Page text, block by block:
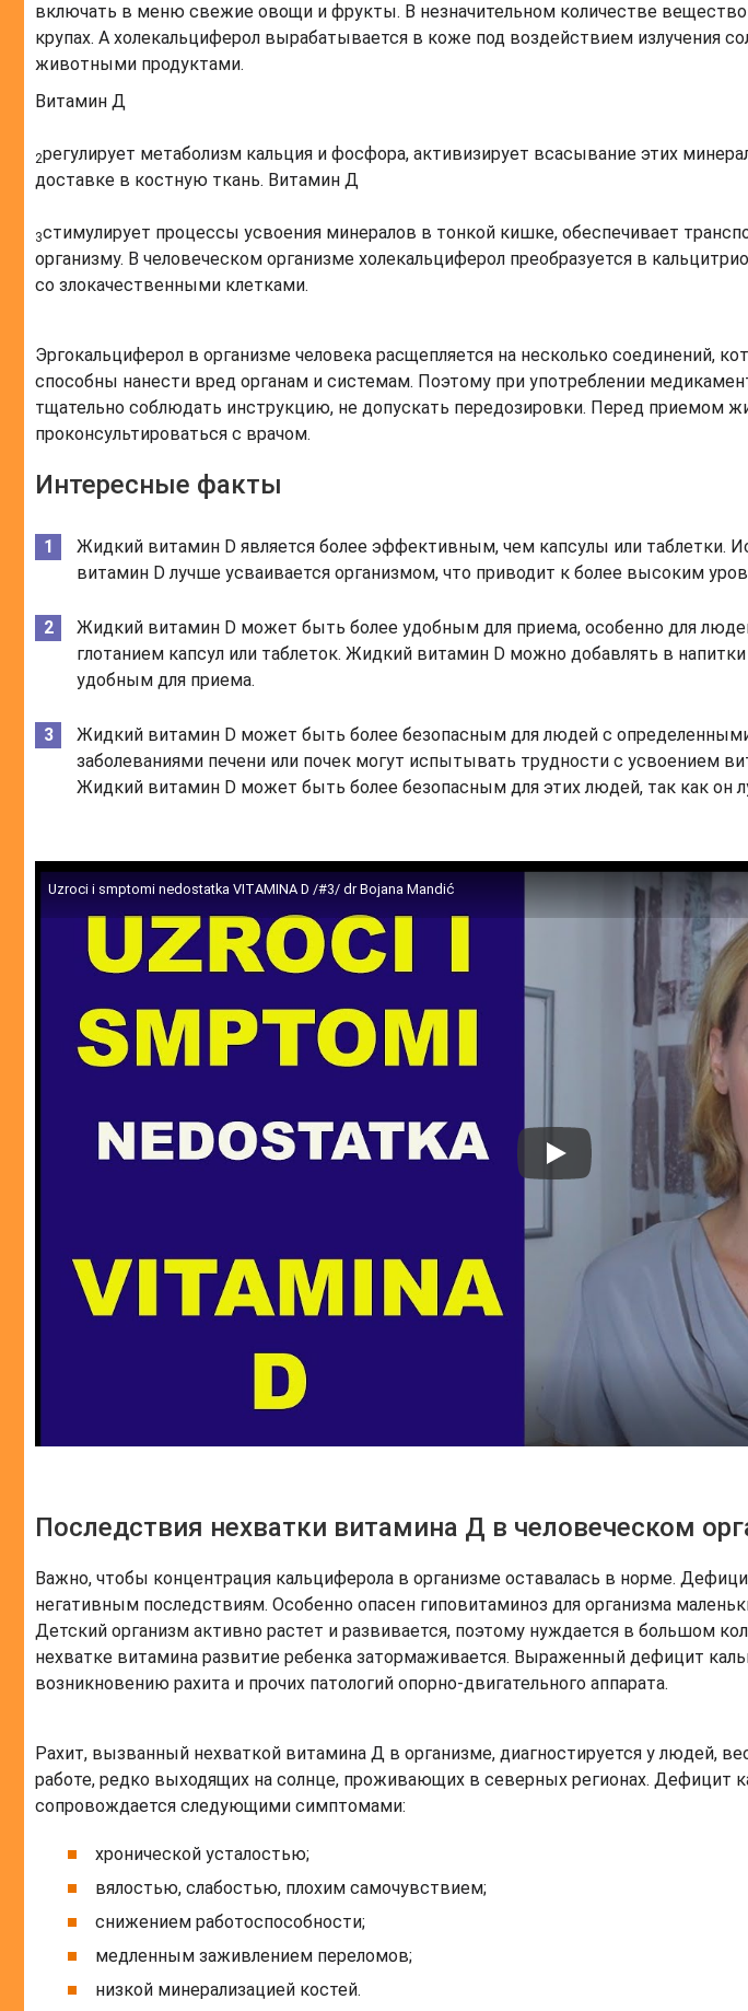
включать в меню свежие овощи и фрукты. В незначительном количестве вещество
крупах. А холекальциферол вырабатывается в коже под воздействием излучения
животными продуктами.
Витамин Д
2регулирует метаболизм кальция и фосфора, активизирует всасывание этих
доставке в костную ткань. Витамин Д
3стимулирует процессы усвоения минералов в тонкой кишке, обеспечивает
организму. В человеческом организме холекальциферол преобразуется в
со злокачественными клетками.
Эргокальциферол в организме человека расщепляется на несколько соединений,
способны нанести вред органам и системам. Поэтому при употреблении
тщательно соблюдать инструкцию, не допускать передозировки. Перед приемом
проконсультироваться с врачом.
Интересные факты
Жидкий витамин D является более эффективным, чем капсулы или таблетки.
витамин D лучше усваивается организмом, что приводит к более высоким
Жидкий витамин D может быть более удобным для приема, особенно для
глотанием капсул или таблеток. Жидкий витамин D можно добавлять в
удобным для приема.
Жидкий витамин D может быть более безопасным для людей с
заболеваниями печени или почек могут испытывать трудности с усвоением
Жидкий витамин D может быть более безопасным для этих людей, так как он
Uzroci i smptomi nedostatka VITAMINA D /#3/ dr Bojana Mandić
Последствия нехватки витамина Д в человеческом
Важно, чтобы концентрация кальциферола в организме оставалась в норме.
негативным последствиям. Особенно опасен гиповитаминоз для организма
Детский организм активно растет и развивается, поэтому нуждается в большом
нехватке витамина развитие ребенка затормаживается. Выраженный дефицит
возникновению рахита и прочих патологий опорно-двигательного аппарата.
Рахит, вызванный нехваткой витамина Д в организме, диагностируется у людей,
работе, редко выходящих на солнце, проживающих в северных регионах. Дефицит
сопровождается следующими симптомами:
хронической усталостью;
вялостью, слабостью, плохим самочувствием;
снижением работоспособности;
медленным заживлением переломов;
низкой минерализацией костей.